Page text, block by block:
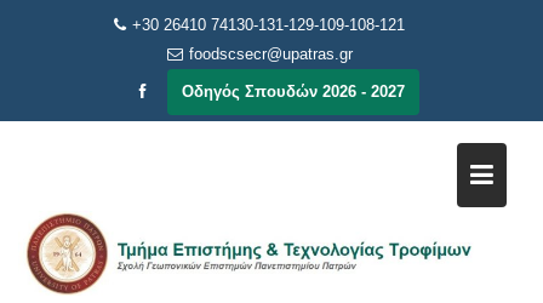
+30 26410 74130-131-129-109-108-121
foodscsecr@upatras.gr
Οδηγός Σπουδών 2026 - 2027